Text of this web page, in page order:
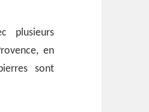
plusieurs
en
sont